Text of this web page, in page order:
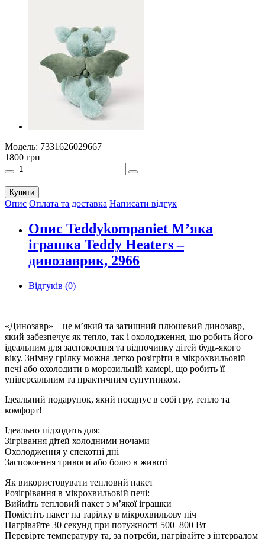
Модель: 7331626029667
1800 грн
Купити
Опис Оплата та доставка Написати відгук
Опис Teddykompaniet М’яка
іграшка Teddy Heaters –
динозаврик, 2966
Відгуків (0)
«Динозавр» – це м’який та затишний плюшевий динозавр,
який забезпечує як тепло, так і охолодження, що робить його
ідеальним для заспокоєння та відпочинку дітей будь-якого
віку. Знімну грілку можна легко розігріти в мікрохвильовій
печі або охолодити в морозильній камері, що робить її
універсальним та практичним супутником.
Ідеальний подарунок, який поєднує в собі гру, тепло та
комфорт!
Ідеально підходить для:
Зігрівання дітей холодними ночами
Охолодження у спекотні дні
Заспокоєння тривоги або болю в животі
Як використовувати тепловий пакет
Розігрівання в мікрохвильовій печі:
Вийміть тепловий пакет з м’якої іграшки
Помістіть пакет на тарілку в мікрохвильову піч
Нагрівайте 30 секунд при потужності 500–800 Вт
Перевірте температуру та, за потреби, нагрівайте з інтервалом